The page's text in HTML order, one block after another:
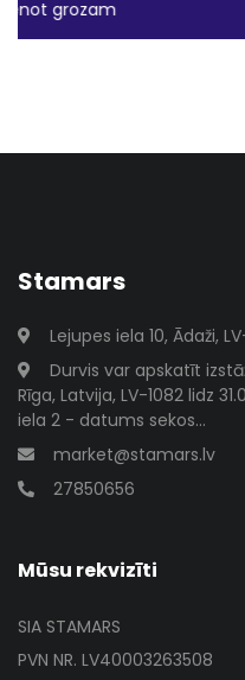
Stamars
Lejupes iela 10, Ādaži,
Durvis var apskatīt
Rīga, Latvija, LV-1082 lidz
iela 2 - datums sekos...
market@stamars.lv
27850656
Mūsu rekvizīti
SIA STAMARS
PVN NR. LV40003263508